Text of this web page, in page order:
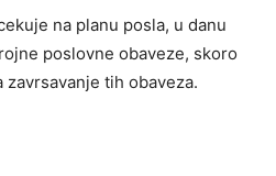
na planu posla, u danu
poslovne obaveze, skoro
tih obaveza.